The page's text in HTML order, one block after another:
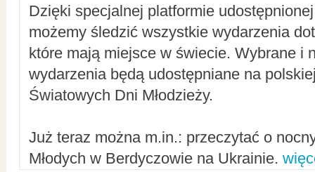
Dzięki specjalnej platformie
możemy śledzić wszystkie wydarzenia
które mają miejsce w świecie. Wybrane i
wydarzenia będą udostępniane na
Światowych Dni Młodzieży.
Już teraz można m.in.: przeczytać o
Młodych w Berdyczowie na Ukrainie.